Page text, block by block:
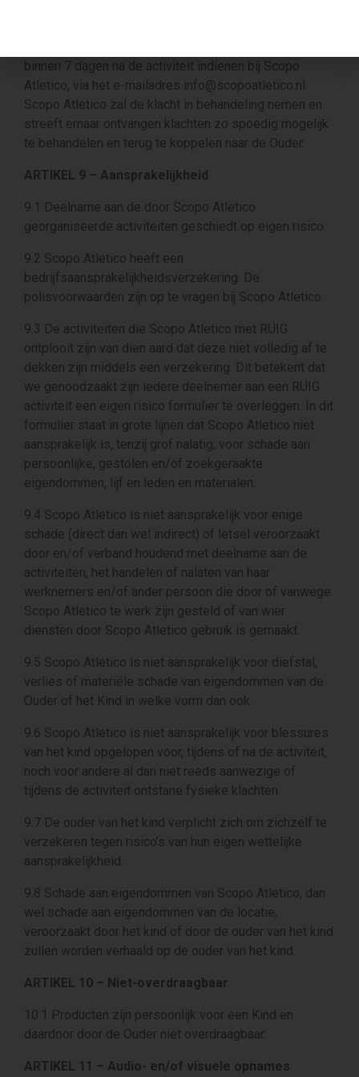
binnen 7 dagen na de activiteit indienen bij Scopo
Atletico, via het e-mailadres info@scopoatletico.nl.
Scopo Atletico zal de klacht in behandeling nemen en
streeft ernaar ontvangen klachten zo spoedig mogelijk
te behandelen en terug te koppelen naar de Ouder.
ARTIKEL 9 – Aansprakelijkheid
9.1 Deelname aan de door Scopo Atletico
georganiseerde activiteiten geschiedt op eigen risico.
9.2 Scopo Atletico heeft een
bedrijfsaansprakelijkheidsverzekering. De
polisvoorwaarden zijn op te vragen bij Scopo Atletico.
9.3 De activiteiten die Scopo Atletico met RUIG
ontplooit zijn van dien aard dat deze niet volledig af te
dekken zijn middels een verzekering. Dit betekent dat
we genoodzaakt zijn iedere deelnemer aan een RUIG
activiteit een eigen risico formulier te overleggen. In dit
formulier staat in grote lijnen dat Scopo Atletico niet
aansprakelijk is, tenzij grof nalatig, voor schade aan
persoonlijke, gestolen en/of zoekgeraakte
eigendommen, lijf en leden en materialen.
9.4 Scopo Atletico is niet aansprakelijk voor enige
schade (direct dan wel indirect) of letsel veroorzaakt
door en/of verband houdend met deelname aan de
activiteiten, het handelen of nalaten van haar
werknemers en/of ander persoon die door of vanwege
Scopo Atletico te werk zijn gesteld of van wier
diensten door Scopo Atletico gebruik is gemaakt.
9.5 Scopo Atletico is niet aansprakelijk voor diefstal,
verlies of materiële schade van eigendommen van de
Ouder of het Kind in welke vorm dan ook.
9.6 Scopo Atletico is niet aansprakelijk voor blessures
van het kind opgelopen voor, tijdens of na de activiteit,
noch voor andere al dan niet reeds aanwezige of
tijdens de activiteit ontstane fysieke klachten.
9.7 De ouder van het kind verplicht zich om zichzelf te
verzekeren tegen risico’s van hun eigen wettelijke
aansprakelijkheid.
9.8 Schade aan eigendommen van Scopo Atletico, dan
wel schade aan eigendommen van de locatie,
veroorzaakt door het kind of door de ouder van het kind
zullen worden verhaald op de ouder van het kind.
ARTIKEL 10 – Niet-overdraagbaar
10.1 Producten zijn persoonlijk voor een Kind en
daardoor door de Ouder niet overdraagbaar.
ARTIKEL 11 – Audio- en/of visuele opnames